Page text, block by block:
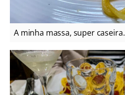
A minha massa, super caseira.